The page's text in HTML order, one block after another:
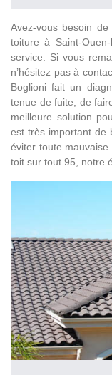
de gouttière sont à
surtout en période
la gouttière et
pour cela de
FAÇADE À
95310 AVEC
Pour toute
95 réalise en effet
maison. Nous
qualité et assurées
intervention sur tout
demande, nous
— un nettoyage de
— une peinture des
— un démoussage
Nous travaillons
différentes structures.
Avez-vous besoin
toiture à Saint-
service. Si vous
n’hésitez pas à
Boglioni fait un
tenue de fuite, de
meilleure solution
est très important de
éviter toute mauvaise
toit sur tout 95, notre